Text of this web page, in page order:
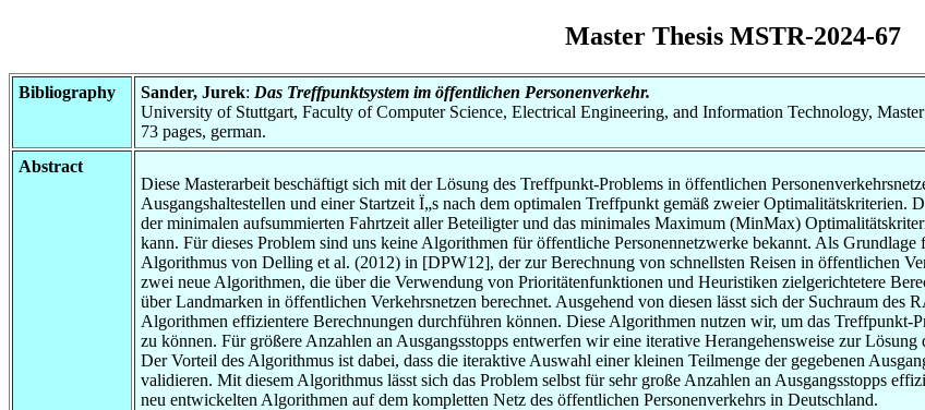
Master Thesis MSTR-2024-67
Bibliography Sander, Jurek: Das Treffpunktsystem im öffentlichen Personenverkehr.
University of Stuttgart, Faculty of Computer Science, Electrical Engineering, and Information Technology,
73 pages, german.
Abstract
Diese Masterarbeit beschäftigt sich mit der Lösung des Treffpunkt-Problems in öffentlichen
Ausgangshaltestellen und einer Startzeit Ï„s nach dem optimalen Treffpunkt gemäß zweier
der minimalen aufsummierten Fahrtzeit aller Beteiligter und das minimales Maximum (MinMax)
kann. Für dieses Problem sind uns keine Algorithmen für öffentliche Personennetzwerke bekannt. Als
Algorithmus von Delling et al. (2012) in [DPW12], der zur Berechnung von schnellsten Reisen in öffentlichen
zwei neue Algorithmen, die über die Verwendung von Prioritätenfunktionen und Heuristiken zielgerichtetere
über Landmarken in öffentlichen Verkehrsnetzen berechnet. Ausgehend von diesen lässt sich der Suchraum
Algorithmen effizientere Berechnungen durchführen können. Diese Algorithmen nutzen wir, um das Treffpunkt-
zu können. Für größere Anzahlen an Ausgangsstopps entwerfen wir eine iterative Herangehensweise zur
Der Vorteil des Algorithmus ist dabei, dass die iteraktive Auswahl einer kleinen Teilmenge der gegebenen
validieren. Mit diesem Algorithmus lässt sich das Problem selbst für sehr große Anzahlen an Ausgangsstopps
neu entwickelten Algorithmen auf dem kompletten Netz des öffentlichen Personenverkehrs in Deutschland.